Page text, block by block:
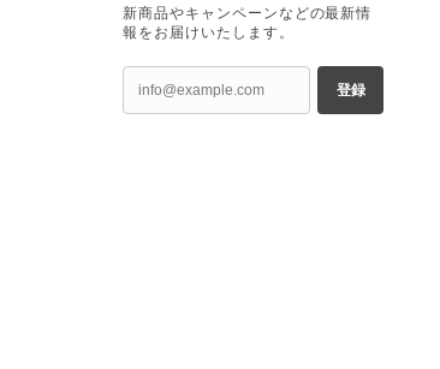
新商品やキャンペーンなどの最新情
報をお届けいたします。
登録